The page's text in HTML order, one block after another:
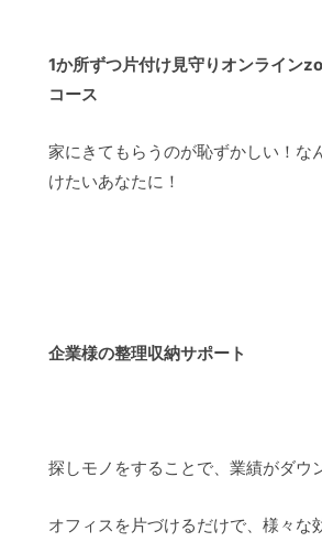
1か所ずつ片付け見守りオンライン
コース
家にきてもらうのが恥ずかしい！な
けたいあなたに！
企業様の整理収納サポート
探しモノをすることで、業績がダウ
オフィスを片づけるだけで、様々な